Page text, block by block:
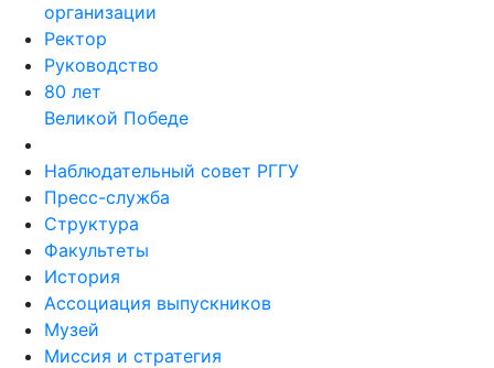
организации
Ректор
Руководство
80 лет
Великой Победе
Наблюдательный совет РГГУ
Пресс-служба
Структура
Факультеты
История
Ассоциация выпускников
Музей
Миссия и стратегия